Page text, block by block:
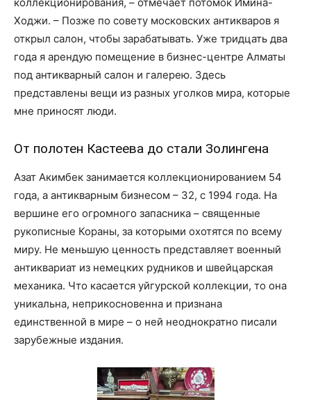
Ходжи. – Позже по совету московских антикваров я
открыл салон, чтобы зарабатывать. Уже тридцать два
года я арендую помещение в бизнес-центре Алматы
под антикварный салон и галерею. Здесь
представлены вещи из разных уголков мира, которые
мне приносят люди.
От полотен Кастеева до стали Золингена
Азат Акимбек занимается коллекционированием 54
года, а антикварным бизнесом – 32, с 1994 года. На
вершине его огромного запасника – священные
рукописные Кораны, за которыми охотятся по всему
миру. Не меньшую ценность представляет военный
антиквариат из немецких рудников и швейцарская
механика. Что касается уйгурской коллекции, то она
уникальна, неприкосновенна и признана
единственной в мире – о ней неоднократно писали
зарубежные издания.